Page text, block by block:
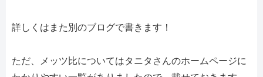
詳しくはまた別のブログで書きます！
ただ、メッツ比についてはタニタさんのホームページに